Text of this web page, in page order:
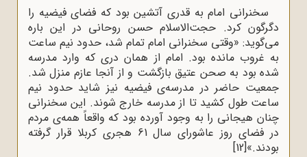
سخنرانی امام به ‌قدری آتشین بود که فضای فیضیه را
دگرگون کرد. حجت‌الاسلام حسن روحانی در این باره
می‌گوید: «وقتی‌ سخنرانی‌ امام‌ تمام‌ شد، حدود نیم‌ ساعت‌
به‌ غروب‌ مانده‌ بود. امام‌ از همان‌ دری‌ که‌ وارد مدرسه‌
شده‌ بود به‌ صحن‌ عتیق‌ بازگشت‌ و از آنجا عازم‌ منزل‌ شد.
جمعیت‌ حاضر در مدرسه‌ی‌ فیضیه‌ نیز شاید حدود نیم‌
ساعت‌ طول‌ کشید تا از مدرسه‌ خارج‌ شوند. این‌ سخنرانی‌
چنان‌ هیجانی‌ را به‌ وجود آورده‌ بود که‌ واقعاً همه‌ی‌ مردم‌
در فضای‌ روز عاشورای‌ سال‌ 61 هجری‌ کربلا قرار گرفته‌
بودند.»[12]